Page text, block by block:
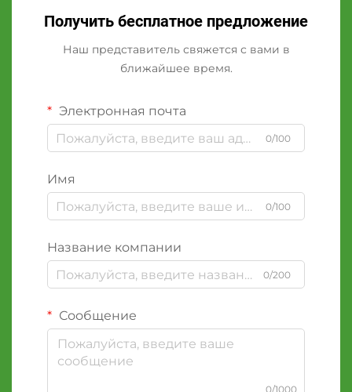
Получить бесплатное предложение
Наш представитель свяжется с вами в
ближайшее время.
Электронная почта
0/100
Имя
0/100
Название компании
0/200
Сообщение
0/1000